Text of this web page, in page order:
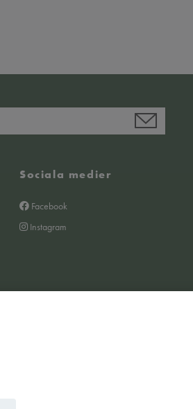
Sociala medier
Facebook
Instagram